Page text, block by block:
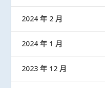
2024 年 2 月
2024 年 1 月
2023 年 12 月